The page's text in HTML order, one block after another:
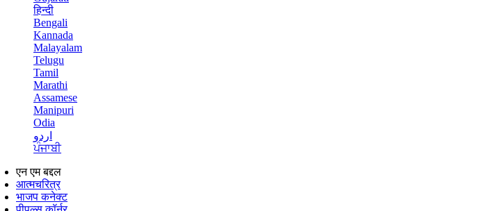
हिन्दी
Bengali
Kannada
Malayalam
Telugu
Tamil
Marathi
Assamese
Manipuri
Odia
اردو
ਪੰਜਾਬੀ
एन एम बद्दल
आत्मचरित्र
भाजप कनेक्ट